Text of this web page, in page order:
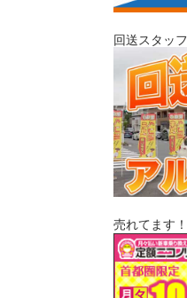
回送スタッ
売れてます